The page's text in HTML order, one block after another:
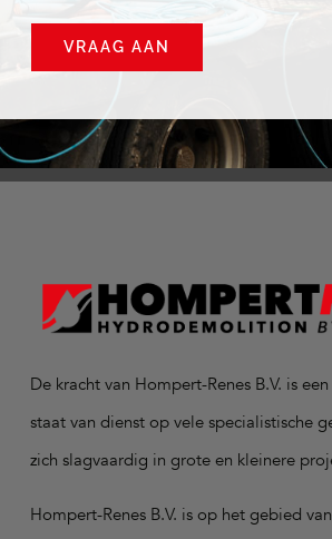
VRAAG AAN
De kracht van Hompert-Renes B.V. is
staat van dienst op vele specialistische
zich slagvaardig in grote en kleinere
Hompert-Renes B.V. is op het gebied